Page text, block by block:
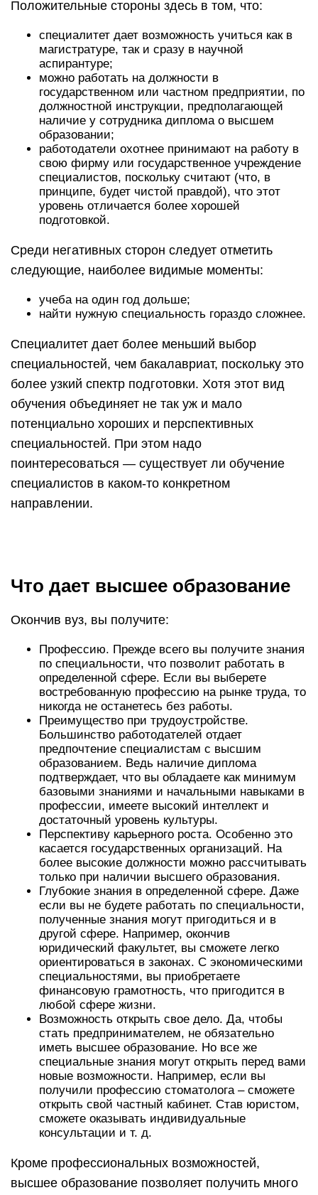
Положительные стороны здесь в том, что:
специалитет дает возможность учиться как в
магистратуре, так и сразу в научной
аспирантуре;
можно работать на должности в
государственном или частном предприятии, по
должностной инструкции, предполагающей
наличие у сотрудника диплома о высшем
образовании;
работодатели охотнее принимают на работу в
свою фирму или государственное учреждение
специалистов, поскольку считают (что, в
принципе, будет чистой правдой), что этот
уровень отличается более хорошей
подготовкой.
Среди негативных сторон следует отметить
следующие, наиболее видимые моменты:
учеба на один год дольше;
найти нужную специальность гораздо сложнее.
Специалитет дает более меньший выбор
специальностей, чем бакалавриат, поскольку это
более узкий спектр подготовки. Хотя этот вид
обучения объединяет не так уж и мало
потенциально хороших и перспективных
специальностей. При этом надо
поинтересоваться — существует ли обучение
специалистов в каком-то конкретном
направлении.
Что дает высшее образование
Окончив вуз, вы получите:
Профессию. Прежде всего вы получите знания
по специальности, что позволит работать в
определенной сфере. Если вы выберете
востребованную профессию на рынке труда, то
никогда не останетесь без работы.
Преимущество при трудоустройстве.
Большинство работодателей отдает
предпочтение специалистам с высшим
образованием. Ведь наличие диплома
подтверждает, что вы обладаете как минимум
базовыми знаниями и начальными навыками в
профессии, имеете высокий интеллект и
достаточный уровень культуры.
Перспективу карьерного роста. Особенно это
касается государственных организаций. На
более высокие должности можно рассчитывать
только при наличии высшего образования.
Глубокие знания в определенной сфере. Даже
если вы не будете работать по специальности,
полученные знания могут пригодиться и в
другой сфере. Например, окончив
юридический факультет, вы сможете легко
ориентироваться в законах. С экономическими
специальностями, вы приобретаете
финансовую грамотность, что пригодится в
любой сфере жизни.
Возможность открыть свое дело. Да, чтобы
стать предпринимателем, не обязательно
иметь высшее образование. Но все же
специальные знания могут открыть перед вами
новые возможности. Например, если вы
получили профессию стоматолога – сможете
открыть свой частный кабинет. Став юристом,
сможете оказывать индивидуальные
консультации и т. д.
Кроме профессиональных возможностей,
высшее образование позволяет получить много